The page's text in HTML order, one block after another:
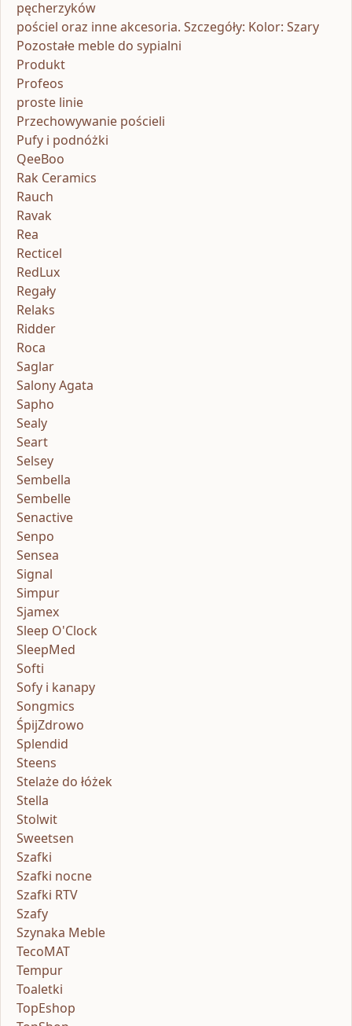
pęcherzyków
pościel oraz inne akcesoria. Szczegóły: Kolor: Szary
Pozostałe meble do sypialni
Produkt
Profeos
proste linie
Przechowywanie pościeli
Pufy i podnóżki
QeeBoo
Rak Ceramics
Rauch
Ravak
Rea
Recticel
RedLux
Regały
Relaks
Ridder
Roca
Saglar
Salony Agata
Sapho
Sealy
Seart
Selsey
Sembella
Sembelle
Senactive
Senpo
Sensea
Signal
Simpur
Sjamex
Sleep O'Clock
SleepMed
Softi
Sofy i kanapy
Songmics
ŚpijZdrowo
Splendid
Steens
Stelaże do łóżek
Stella
Stolwit
Sweetsen
Szafki
Szafki nocne
Szafki RTV
Szafy
Szynaka Meble
TecoMAT
Tempur
Toaletki
TopEshop